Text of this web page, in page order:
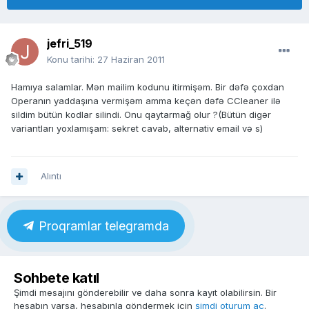
jefri_519
Konu tarihi: 27 Haziran 2011
Hamıya salamlar. Mən mailim kodunu itirmişəm. Bir dəfə çoxdan
Operanın yaddaşına vermişəm amma keçən dəfə CCleaner ilə
sildim bütün kodlar silindi. Onu qaytarmağ olur ?(Bütün digər
variantları yoxlamışam: sekret cavab, alternativ email və s)
Alıntı
Proqramlar telegramda
Sohbete katıl
Şimdi mesajını gönderebilir ve daha sonra kayıt olabilirsin. Bir
hesabın varsa, hesabınla göndermek için şimdi oturum aç.